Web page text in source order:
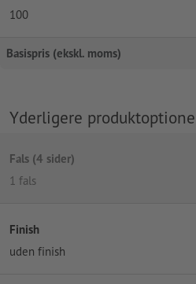
100
Basispris (ekskl. moms)
Yderligere
Fals (4 sider)
1 fals
Finish
uden finish